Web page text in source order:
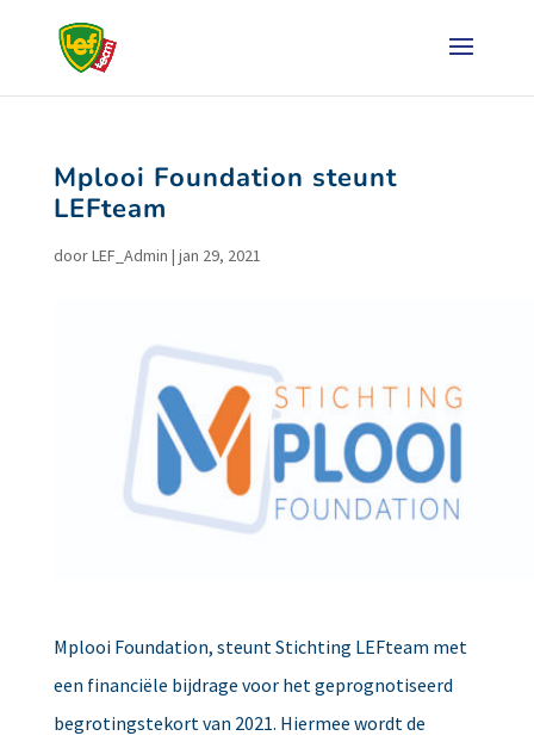
Mplooi Foundation steunt
LEFteam
doorLEF_Admin | jan 29, 2021
Mplooi Foundation, steunt Stichting LEFteam met
een financiële bijdrage voor het geprognotiseerd
begrotingstekort van 2021. Hiermee wordt de